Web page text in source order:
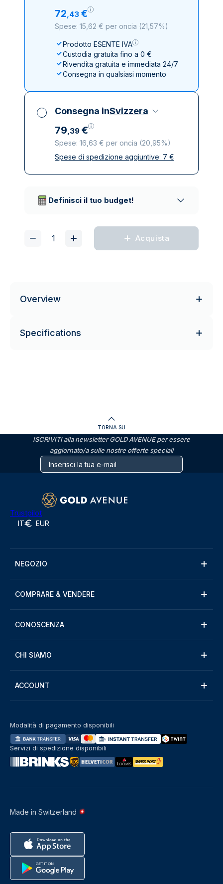
72,43 €
Spese: 15,62 € per oncia (21,57%)
Prodotto ESENTE IVA
Custodia gratuita fino a 0 €
Rivendita gratuita e immediata 24/7
Consegna in qualsiasi momento
Consegna inSvizzera
79,39 €
Spese: 16,63 € per oncia (20,95%)
Tutte le tasse incluse
Spese di spedizione aggiuntive: 7 €
Definisci il tuo budget!
Acquista
Overview
Specifications
TORNA SU
ISCRIVITI alla newsletter GOLD AVENUE per essere
aggiornato/a sulle nostre offerte speciali
Trustpilot
IT EUR
NEGOZIO
COMPRARE & VENDERE
CONOSCENZA
CHI SIAMO
ACCOUNT
Made in Switzerland
Modalità di pagamento disponibili
Servizi di spedizione disponibili